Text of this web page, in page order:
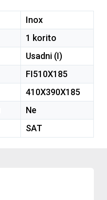
Inox
1 korito
Usadni (I)
FI510X185
410X390X185
Ne
SAT